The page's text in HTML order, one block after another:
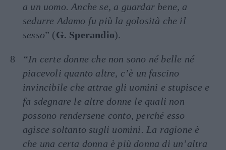
a un uomo. Anche se, a guardar bene, a
sedurre Adamo fu più la golosità che il
sesso” (G. Sperandio).
“In certe donne che non sono né belle né
piacevoli quanto altre, c’è un fascino
invincibile che attrae gli uomini e stupisce e
fa sdegnare le altre donne le quali non
possono rendersene conto, perché esso
agisce soltanto sugli uomini. La ragione è
che una certa donna è più donna di un’altra